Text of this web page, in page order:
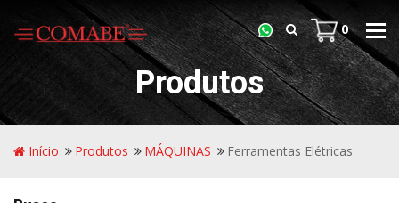
0
Produtos
Início Produtos MÁQUINAS Ferramentas Elétricas